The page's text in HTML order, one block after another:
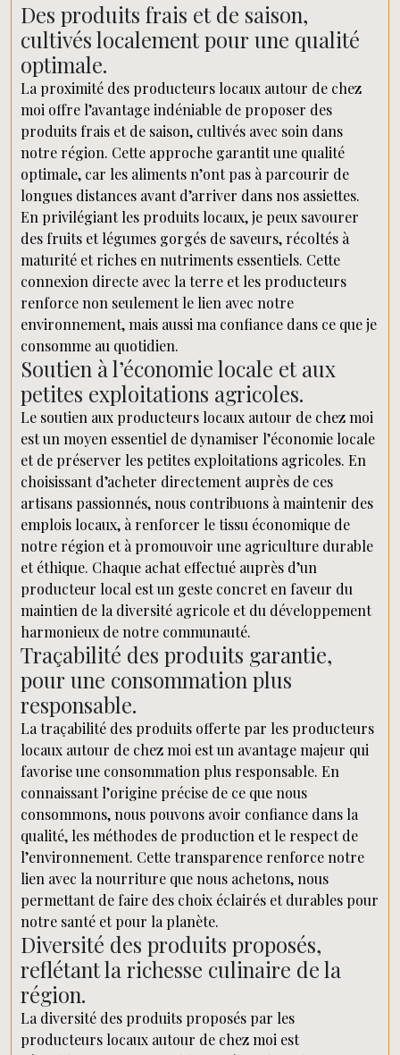
Des produits frais et de saison,
cultivés localement pour une qualité
optimale.
La proximité des producteurs locaux autour de chez
moi offre l’avantage indéniable de proposer des
produits frais et de saison, cultivés avec soin dans
notre région. Cette approche garantit une qualité
optimale, car les aliments n’ont pas à parcourir de
longues distances avant d’arriver dans nos assiettes.
En privilégiant les produits locaux, je peux savourer
des fruits et légumes gorgés de saveurs, récoltés à
maturité et riches en nutriments essentiels. Cette
connexion directe avec la terre et les producteurs
renforce non seulement le lien avec notre
environnement, mais aussi ma confiance dans ce que je
consomme au quotidien.
Soutien à l’économie locale et aux
petites exploitations agricoles.
Le soutien aux producteurs locaux autour de chez moi
est un moyen essentiel de dynamiser l’économie locale
et de préserver les petites exploitations agricoles. En
choisissant d’acheter directement auprès de ces
artisans passionnés, nous contribuons à maintenir des
emplois locaux, à renforcer le tissu économique de
notre région et à promouvoir une agriculture durable
et éthique. Chaque achat effectué auprès d’un
producteur local est un geste concret en faveur du
maintien de la diversité agricole et du développement
harmonieux de notre communauté.
Traçabilité des produits garantie,
pour une consommation plus
responsable.
La traçabilité des produits offerte par les producteurs
locaux autour de chez moi est un avantage majeur qui
favorise une consommation plus responsable. En
connaissant l’origine précise de ce que nous
consommons, nous pouvons avoir confiance dans la
qualité, les méthodes de production et le respect de
l’environnement. Cette transparence renforce notre
lien avec la nourriture que nous achetons, nous
permettant de faire des choix éclairés et durables pour
notre santé et pour la planète.
Diversité des produits proposés,
reflétant la richesse culinaire de la
région.
La diversité des produits proposés par les
producteurs locaux autour de chez moi est